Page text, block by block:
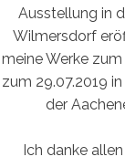
Ausstellung in
Wilmersdorf
meine Werke
zum 29.07.2019
der
Ich danke